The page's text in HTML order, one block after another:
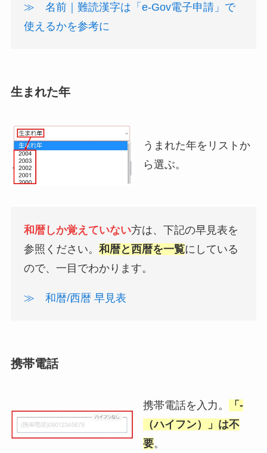
≫ 名前｜難読漢字は「e-Gov電子申請」で
使えるかを参考に
生まれた年
うまれた年をリストか
ら選ぶ。
和暦しか覚えていない方は、下記の早見表を
参照ください。和暦と西暦を一覧にしている
ので、一目でわかります。
≫ 和暦/西暦 早見表
携帯電話
携帯電話を入力。
「-
（ハイフン）」は不
要。